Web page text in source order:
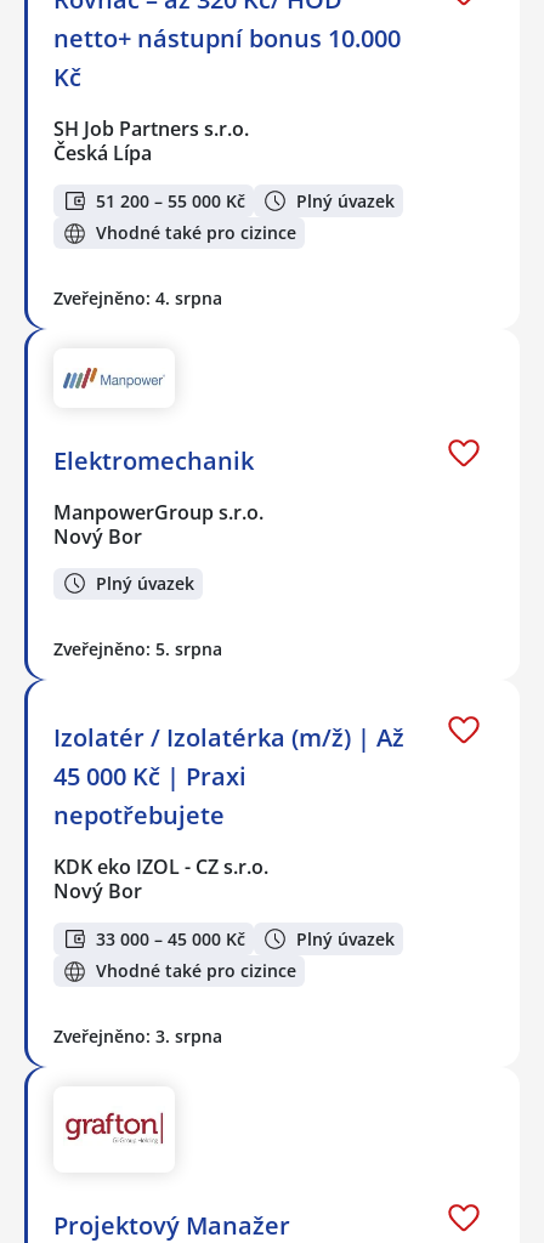
netto+ nástupní bonus 10.000
Kč
SH Job Partners s.r.o.
Česká Lípa
51 200 – 55 000 Kč
Plný úvazek
Vhodné také pro cizince
Zveřejněno: 4. srpna
Elektromechanik
ManpowerGroup s.r.o.
Nový Bor
Plný úvazek
Zveřejněno: 5. srpna
Izolatér / Izolatérka (m/ž) | Až
45 000 Kč | Praxi
nepotřebujete
KDK eko IZOL - CZ s.r.o.
Nový Bor
33 000 – 45 000 Kč
Plný úvazek
Vhodné také pro cizince
Zveřejněno: 3. srpna
Projektový Manažer